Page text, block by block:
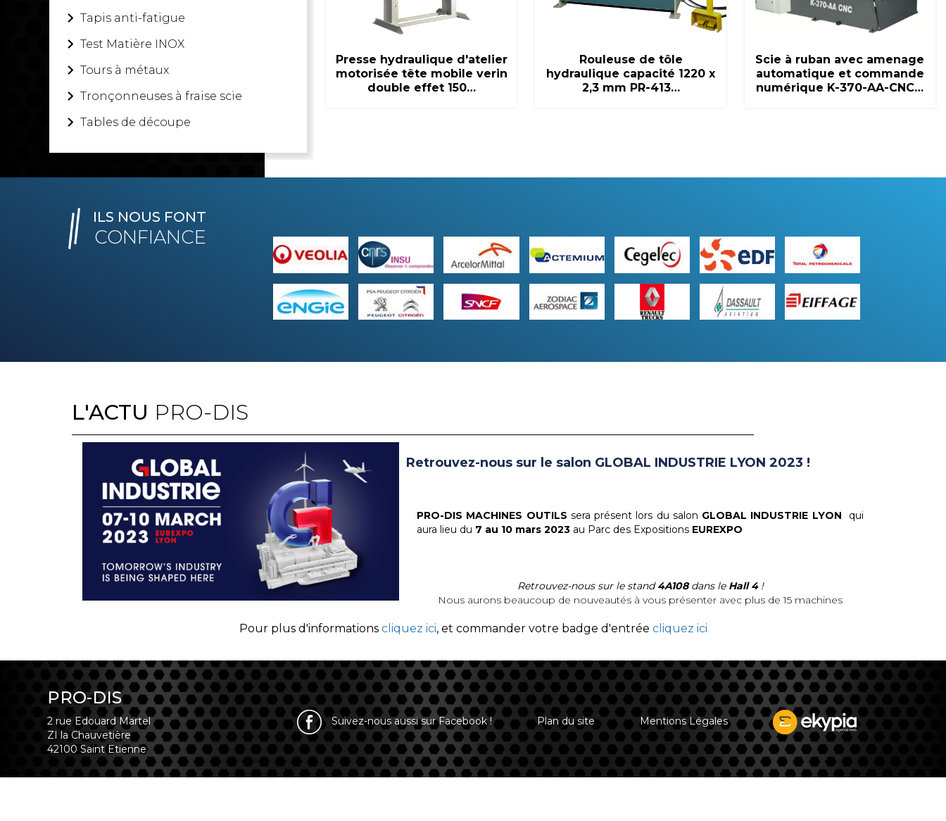
Tapis anti-fatigue
Test Matière INOX
Tours à métaux
Tronçonneuses à fraise scie
Tables de découpe
Presse hydraulique d'atelier
motorisée tête mobile verin
double effet 150…
Rouleuse de tôle
hydraulique capacité 1220 x
2,3 mm PR-413…
Scie à ruban avec amenage
automatique et commande
numérique K-370-AA-CNC…
ILS NOUS FONT
CONFIANCE
L'ACTU PRO-DIS
Retrouvez-nous sur le salon GLOBAL INDUSTRIE LYON 2023 !
PRO-DIS MACHINES OUTILS sera présent lors du salon GLOBAL INDUSTRIE LYON qui
aura lieu du 7 au 10 mars 2023 au Parc des Expositions EUREXPO
Retrouvez-nous sur le stand4A108dans le Hall 4!
Nous aurons beaucoup de nouveautés à vous présenter avec plus de 15 machines
Pour plus d'informations cliquez ici, et commander votre badge d'entrée cliquez ici
PRO-DIS
2 rue Edouard Martel
ZI la Chauvetière
42100 Saint Etienne
Suivez-nous aussi sur Facebook ! Plan du site Mentions Légales